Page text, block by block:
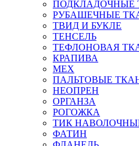
ПОДКЛАДОЧНЫЕ
РУБАШЕЧНЫЕ
ТВИД И БУКЛЕ
ТЕНСЕЛЬ
ТЕФЛОНОВАЯ
КРАПИВА
МЕХ
ПАЛЬТОВЫЕ
НЕОПРЕН
ОРГАНЗА
РОГОЖКА
ТИК
ФАТИН